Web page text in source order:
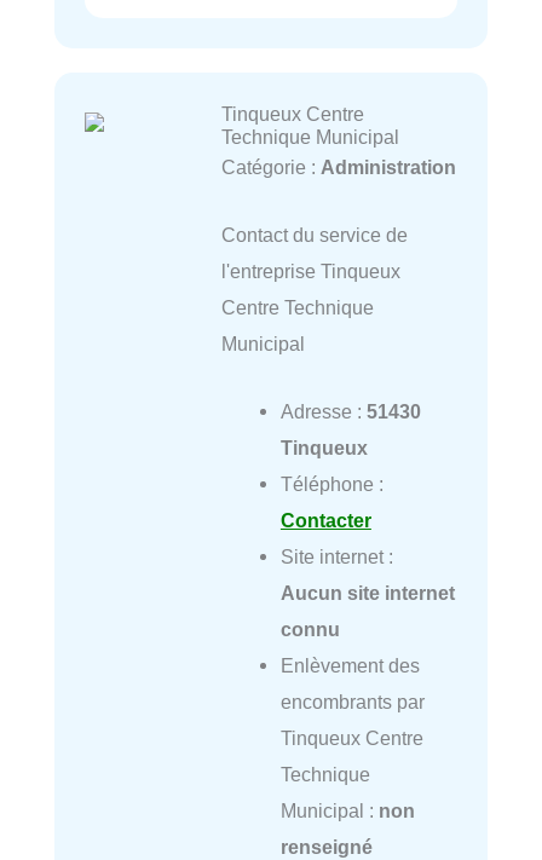
Tinqueux Centre
Technique Municipal
Catégorie : Administration
Contact du service de
l'entreprise Tinqueux
Centre Technique
Municipal
Adresse : 51430
Tinqueux
Téléphone :
Contacter
Site internet :
Aucun site internet
connu
Enlèvement des
encombrants par
Tinqueux Centre
Technique
Municipal : non
renseigné